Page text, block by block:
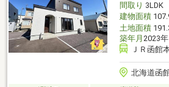
間取り 3LDK
建物面積
土地面積
築年月 2023
ＪＲ函館
北海道函